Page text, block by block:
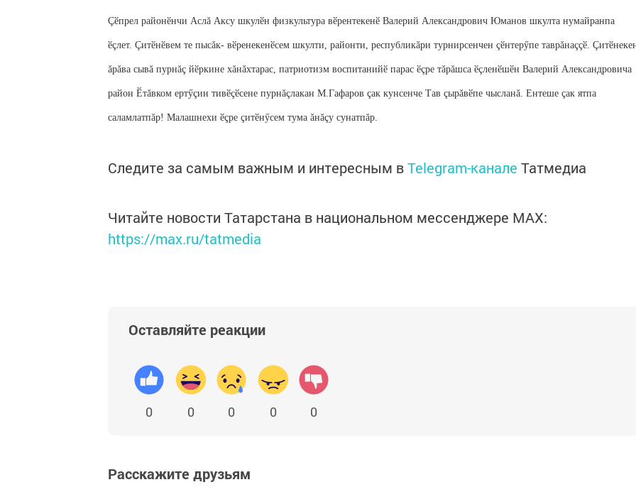
Çӗпрел районӗнчи Аслă Аксу шкулӗн физкультура вӗрентекенӗ Валерий Александрович Юманов шкулта нумайранпа
ӗçлет. Çитӗнӗвем те пысăк- вӗренекенӗсем шкулти, районти, республикăри турнирсенчен çӗнтерӳпе таврăнаççӗ.
ăрăва сывă пурнăç йӗркине хăнăхтарас, патриотизм воспитанийӗ парас ӗçре тăрăшса ӗçленӗшӗн Валерий Александровича
район Ӗтăвком ертӳçин тивӗçӗсене пурнăçлакан М.Гафаров çак кунсенче Тав çырăвӗпе чысланă. Ентеше çак ятпа
саламлатпăр! Малашнехи ӗçре çитӗнӳсем тума ăнăçу сунатпăр.
Следите за самым важным и интересным вTelegram-канале Татмедиа
Читайте новости Татарстана в национальном мессенджере MАХ:
https://max.ru/tatmedia
Оставляйте реакции
0 0 0 0 0
Расскажите друзьям